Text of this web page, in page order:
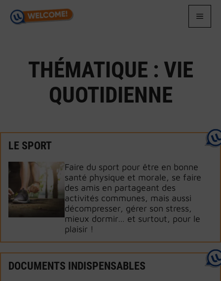
contenu
THÉMATIQUE : VIE
QUOTIDIENNE
LE SPORT
Faire du sport pour être en bonne
santé physique et morale, se faire
des amis en partageant des
activités communes, mais aussi
décompresser, gérer son stress,
mieux dormir… et surtout, pour le
plaisir !
DOCUMENTS INDISPENSABLES